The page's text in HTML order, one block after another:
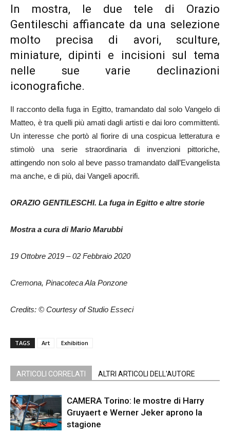
In mostra, le due tele di Orazio
Gentileschi affiancate da una selezione
molto precisa di avori, sculture,
miniature, dipinti e incisioni sul tema
nelle sue varie declinazioni
iconografiche.
Il racconto della fuga in Egitto, tramandato dal solo Vangelo di
Matteo, è tra quelli più amati dagli artisti e dai loro committenti.
Un interesse che portò al fiorire di una cospicua letteratura e
stimolò una serie straordinaria di invenzioni pittoriche,
attingendo non solo al beve passo tramandato dall’Evangelista
ma anche, e di più, dai Vangeli apocrifi.
ORAZIO GENTILESCHI. La fuga in Egitto e altre storie
Mostra a cura di Mario Marubbi
19 Ottobre 2019 – 02 Febbraio 2020
Cremona, Pinacoteca Ala Ponzone
Credits: © Courtesy of Studio Esseci
TAGS Art Exhibition
ARTICOLI CORRELATI ALTRI ARTICOLI DELL'AUTORE
CAMERA Torino: le mostre di Harry
Gruyaert e Werner Jeker aprono la
stagione